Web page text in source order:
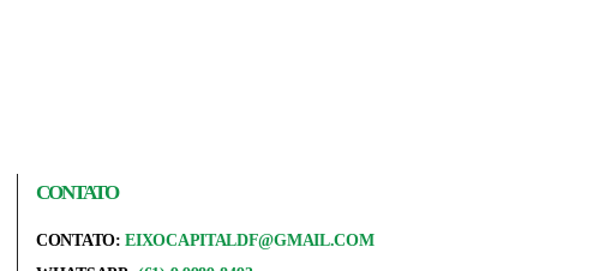
CONTATO
CONTATO:EIXOCAPITALDF@GMAIL.COM